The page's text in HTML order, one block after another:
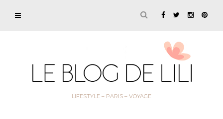
LIFESTYLE – PARIS – VOYAGE